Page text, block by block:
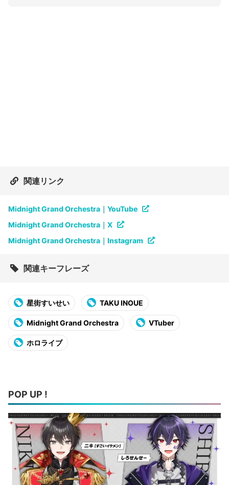
関連リンク
Midnight Grand Orchestra｜YouTube
Midnight Grand Orchestra｜X
Midnight Grand Orchestra｜Instagram
関連キーフレーズ
星街すいせい TAKU INOUE
Midnight Grand Orchestra VTuber
ホロライブ
POP UP !